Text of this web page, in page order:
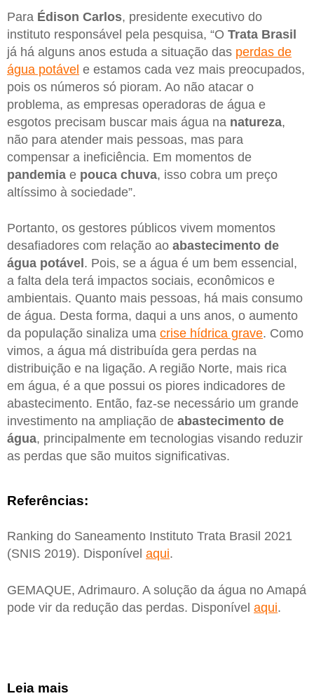
Para Édison Carlos, presidente executivo do
instituto responsável pela pesquisa, “O Trata Brasil
já há alguns anos estuda a situação das perdas de
água potável e estamos cada vez mais preocupados,
pois os números só pioram. Ao não atacar o
problema, as empresas operadoras de água e
esgotos precisam buscar mais água na natureza,
não para atender mais pessoas, mas para
compensar a ineficiência. Em momentos de
pandemia e pouca chuva, isso cobra um preço
altíssimo à sociedade”.
Portanto, os gestores públicos vivem momentos
desafiadores com relação ao abastecimento de
água potável . Pois, se a água é um bem essencial,
a falta dela terá impactos sociais, econômicos e
ambientais. Quanto mais pessoas, há mais consumo
de água. Desta forma, daqui a uns anos, o aumento
da população sinaliza uma crise hídrica grave. Como
vimos, a água má distribuída gera perdas na
distribuição e na ligação. A região Norte, mais rica
em água, é a que possui os piores indicadores de
abastecimento. Então, faz-se necessário um grande
investimento na ampliação de abastecimento de
água, principalmente em tecnologias visando reduzir
as perdas que são muitos significativas.
Referências:
Ranking do Saneamento Instituto Trata Brasil 2021
(SNIS 2019). Disponível aqui.
GEMAQUE, Adrimauro. A solução da água no Amapá
pode vir da redução das perdas. Disponível aqui.
Leia mais